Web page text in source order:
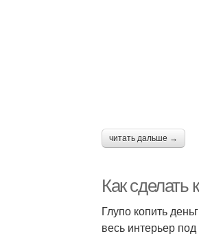
читать дальше →
Как
Глупо копить
весь интерьер